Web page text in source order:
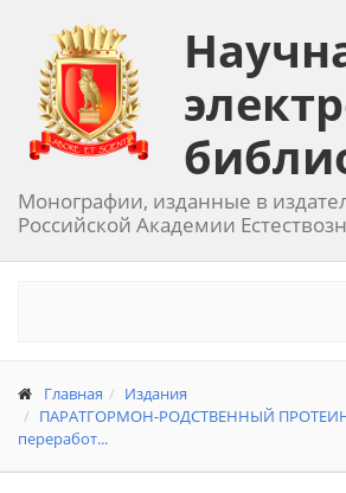
Монографии, изданные в
Российской Академии
Главная
Издания
ПАРАТГОРМОН-РОДСТВЕННЫЙ ПРОТЕИН.
переработ...